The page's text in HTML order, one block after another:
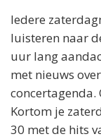
Iedere
luisteren naar
uur lang
met nieuws
concertagenda.
Kortom je
30 met de hits